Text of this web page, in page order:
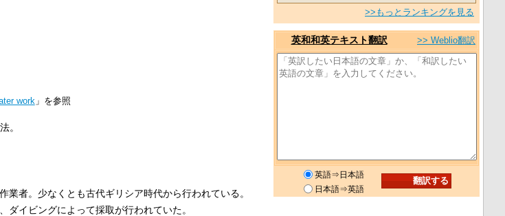
work」を参照
。
業者。少なくとも古代ギリシア時代から行われている。
ダイビングによって採取が行われていた。
>>もっとランキングを見る
英和和英テキスト翻訳 >> Weblio翻訳
英語⇒日本語
日本語⇒英語